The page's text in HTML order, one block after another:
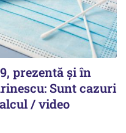
prezentă și în
Sunt cazuri
/ video